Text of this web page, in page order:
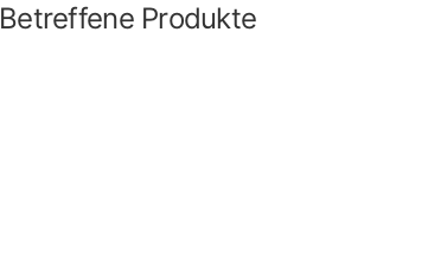
Betreffene Produkte